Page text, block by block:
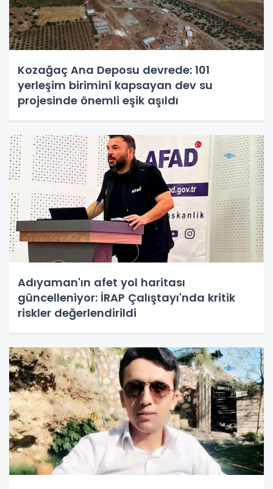
Kozağaç Ana Deposu devrede: 101
yerleşim birimini kapsayan dev su
projesinde önemli eşik aşıldı
Adıyaman'ın afet yol haritası
güncelleniyor: İRAP Çalıştayı'nda kritik
riskler değerlendirildi